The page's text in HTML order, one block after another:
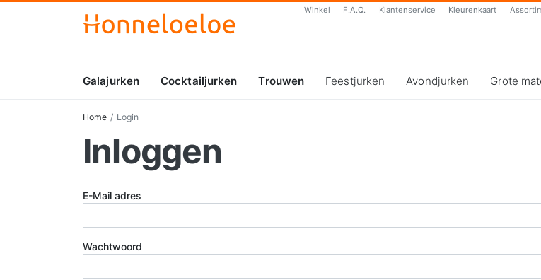
Winkel F.A.Q. Klantenservice Kleurenkaart
Galajurken Cocktailjurken Trouwen Feestjurken Avondjurken Grote
Home Login
Inloggen
E-Mail adres
Wachtwoord